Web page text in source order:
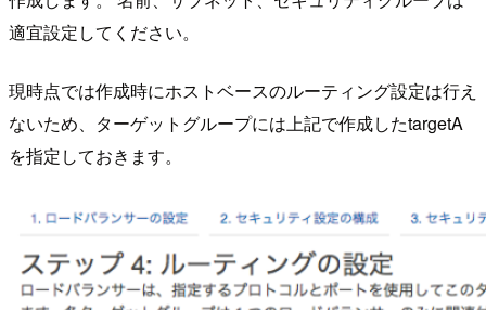
適宜設定してください。
現時点では作成時にホストベースのルーティング設定は行え
ないため、ターゲットグループには上記で作成したtargetA
を指定しておきます。